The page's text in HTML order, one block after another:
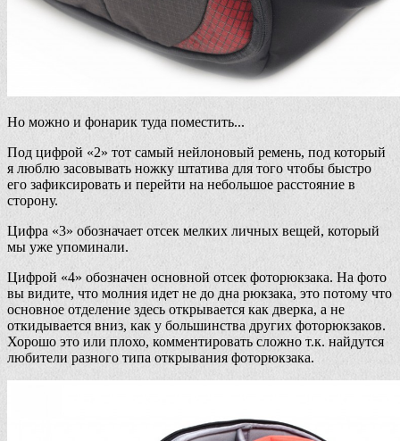
Но можно и фонарик туда поместить...
Под цифрой «2» тот самый нейлоновый ремень, под который
я люблю засовывать ножку штатива для того чтобы быстро
его зафиксировать и перейти на небольшое расстояние в
сторону.
Цифра «3» обозначает отсек мелких личных вещей, который
мы уже упоминали.
Цифрой «4» обозначен основной отсек фоторюкзака. На фото
вы видите, что молния идет не до дна рюкзака, это потому что
основное отделение здесь открывается как дверка, а не
откидывается вниз, как у большинства других фоторюкзаков.
Хорошо это или плохо, комментировать сложно т.к. найдутся
любители разного типа открывания фоторюкзака.